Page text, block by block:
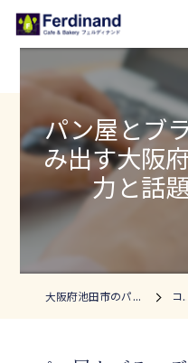
パン屋とブ
み出す大阪
力と話
大阪府池田市のパン屋ならフェルディナンド コラム